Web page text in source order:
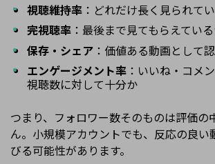
視聴維持率 ：どれだけ長く見られて
完視聴率 ：最後まで見てもらえてい
保存・シェア ：価値ある動画として
エンゲージメント率 ：いいね・コメ
視聴数に対して十分か
つまり、フォロワー数そのものは評価の
ん。小規模アカウントでも、反応の良い
びる可能性があります。